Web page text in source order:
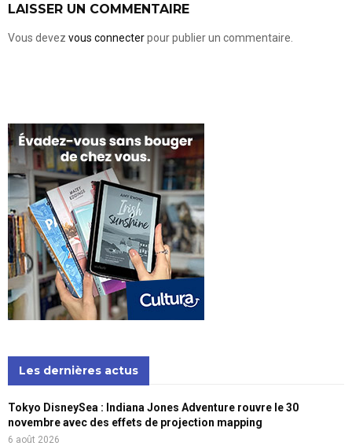
LAISSER UN COMMENTAIRE
Vous devez vous connecterpour publier un commentaire.
Les dernières actus
Tokyo DisneySea : Indiana Jones Adventure rouvre le 30
novembre avec des effets de projection mapping
6 août 2026